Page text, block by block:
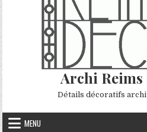
Archi Reims
Détails décoratifs
MENU